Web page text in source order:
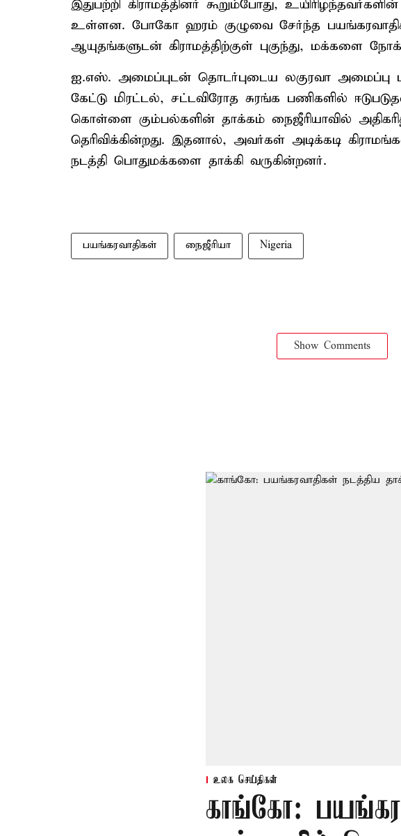
இதுபற்றி கிராமத்தினர் கூறும்போது,
உள்ளன. போகோ ஹரம் குழுவை சேர்ந்த
ஆயுதங்களுடன் கிராமத்திற்குள் புகுந்து, மக்களை
ஐ.எஸ். அமைப்புடன் தொடர்புடைய லகுரவா
கேட்டு மிரட்டல், சட்டவிரோத சுரங்க பணிகளில்
கொள்ளை கும்பல்களின் தாக்கம் நைஜீரியாவில்
தெரிவிக்கின்றது. இதனால், அவர்கள் அடிக்கடி
நடத்தி பொதுமக்களை தாக்கி வருகின்றனர்.
பயங்கரவாதிகள் நைஜீரியா Nigeria
Show Comments
உலக செய்திகள்
காங்கோ: